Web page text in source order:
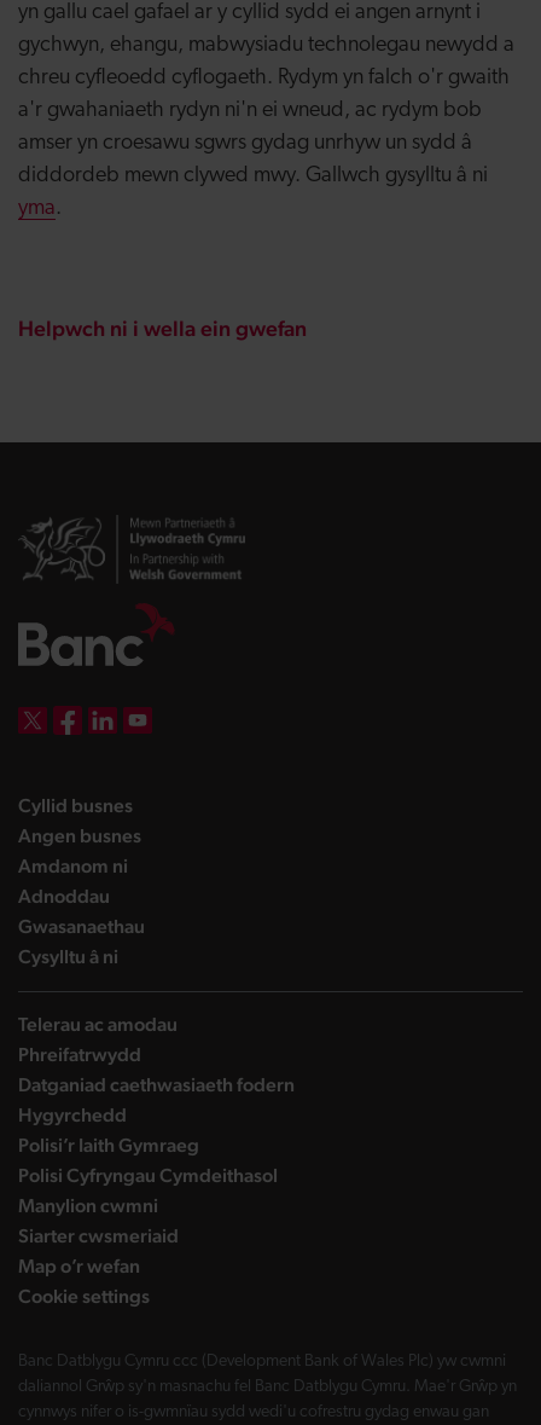
yn gallu cael gafael ar y cyllid sydd ei angen arnynt i
gychwyn, ehangu, mabwysiadu technolegau newydd a
chreu cyfleoedd cyflogaeth. Rydym yn falch o'r gwaith
a'r gwahaniaeth rydyn ni'n ei wneud, ac rydym bob
amser yn croesawu sgwrs gydag unrhyw un sydd â
diddordeb mewn clywed mwy. Gallwch gysylltu â ni
yma.
Helpwch ni i wella ein gwefan
Cyllid busneslanding page
Angen busneslanding page
Amdanom ni
Adnoddau
Gwasanaethau
Cysylltu â ni
Telerau ac amodau
Phreifatrwydd
Datganiad caethwasiaeth fodern
Hygyrchedd
Polisi’r Iaith Gymraeg
Polisi Cyfryngau Cymdeithasol
Manylion cwmni
Siarter cwsmeriaid
Map o’r wefan
Cookie settings
Banc Datblygu Cymru ccc (Development Bank of Wales Plc) yw cwmni
daliannol Grŵp sy'n masnachu fel Banc Datblygu Cymru. Mae'r Grŵp yn
cynnwys nifer o is-gwmnïau sydd wedi'u cofrestru gydag enwau gan